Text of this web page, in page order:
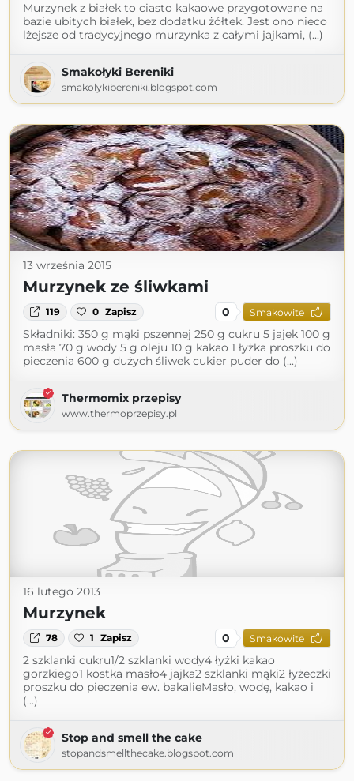
Murzynek z białek to ciasto kakaowe przygotowane na
bazie ubitych białek, bez dodatku żółtek. Jest ono nieco
lżejsze od tradycyjnego murzynka z całymi jajkami, (...)
Smakołyki Bereniki
smakolykibereniki.blogspot.com
13 września 2015
Murzynek ze śliwkami
119 0 Zapisz 0 Smakowite
Składniki: 350 g mąki pszennej 250 g cukru 5 jajek 100 g
masła 70 g wody 5 g oleju 10 g kakao 1 łyżka proszku do
pieczenia 600 g dużych śliwek cukier puder do (...)
Thermomix przepisy
www.thermoprzepisy.pl
16 lutego 2013
Murzynek
78 1 Zapisz 0 Smakowite
2 szklanki cukru1/2 szklanki wody4 łyżki kakao
gorzkiego1 kostka masło4 jajka2 szklanki mąki2 łyżeczki
proszku do pieczenia ew. bakalieMasło, wodę, kakao i
(...)
Stop and smell the cake
stopandsmellthecake.blogspot.com